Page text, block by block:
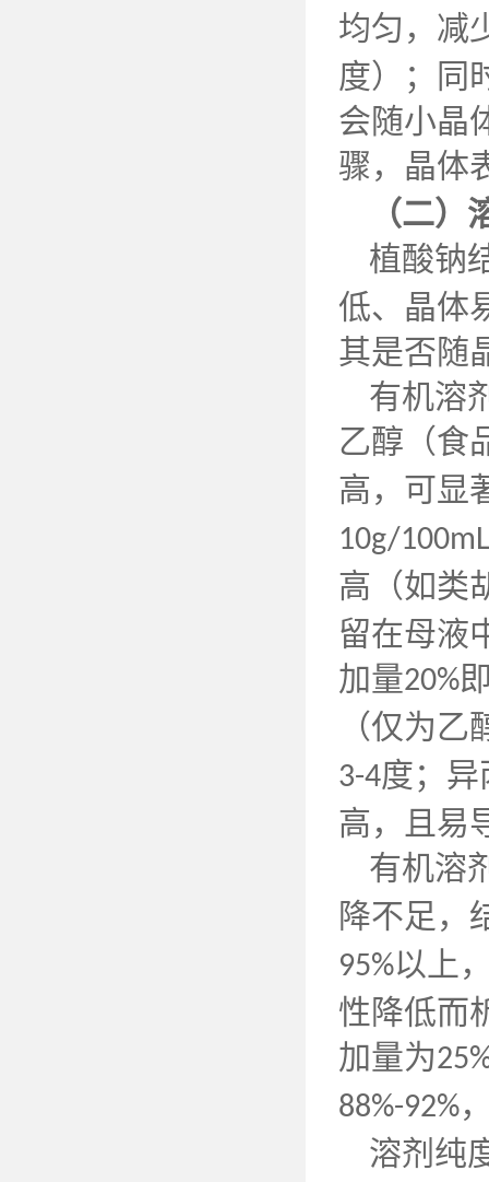
均匀，减
度）；同
会随小晶
骤，晶体
（二
植酸钠
低、晶体
其是否随
有机溶
乙醇（食
高，可显
10g/100mL
高（如类
留在母液
加量20%
（仅为乙
3-4度；
高，且易
有机溶
降不足，
95%以上
性降低而
加量为
88%-92%
溶剂纯